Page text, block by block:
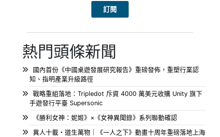
熱門頭條新聞
國內首份《中國桌遊發展研究報告》重磅發佈，重塑行業認
知、指明產業升級路徑
戰略重組落地：Tripledot 斥資 4000 萬美元收購 Unity 旗下
手遊發行平臺 Supersonic
《勝利女神：妮姬》×《女神異聞錄》系列聯動確認
異人十載・道生萬物｜《一人之下》動畫十周年重磅落地上海